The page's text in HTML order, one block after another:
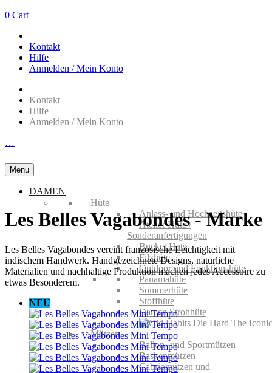
0 Cart
Kontakt
Hilfe
Anmelden / Mein Konto
Kontakt
Hilfe
Anmelden / Mein Konto
…
Menu
DAMEN
Hüte
Anlass- und Hochzeitshüte
Atelier Hüte /
Sonderanfertigungen
Bucket Hats
Filzhüte
Outdoor und Funktionshüte
Panamahüte
Sommerhüte
Stoffhüte
Damen Strohhüte
Mützen
Ballon- und Sportmützen
Baskenmützen
Cabriomützen und
Les Belles Vagabondes - Marke
Les Belles Vagabondes vereint französische Leichtigkeit mit
indischem Handwerk. Handgezeichnete Designs, natürliche
Materialien und nachhaltige Produktion machen jedes Accessoire zu
etwas Besonderem.
NEU